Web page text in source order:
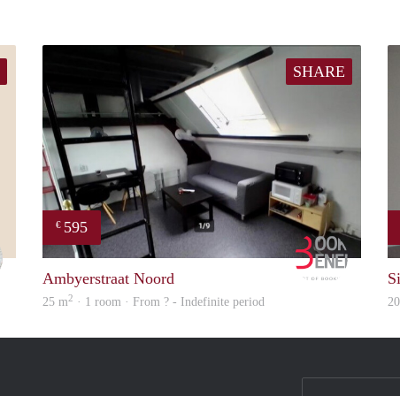
SHARE
€ 595
Booking
Ambyerstraat Noord
25 m2 · 1 room · From ? - Indefinite period